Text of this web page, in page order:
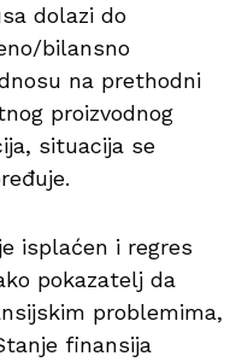
dolazi do
bilansno
na prethodni
proizvodnog
situacija se
isplaćen i regres
pokazatelj da
problemima,
finansija